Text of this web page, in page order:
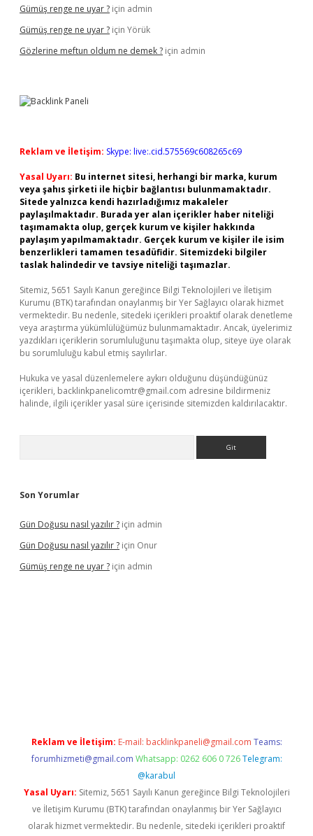
Gümüş renge ne uyar ? için admin
Gümüş renge ne uyar ? için Yörük
Gözlerine meftun oldum ne demek ? için admin
Reklam ve İletişim: Skype: live:.cid.575569c608265c69
Yasal Uyarı: Bu internet sitesi, herhangi bir marka, kurum
veya şahıs şirketi ile hiçbir bağlantısı bulunmamaktadır.
Sitede yalnızca kendi hazırladığımız makaleler
paylaşılmaktadır. Burada yer alan içerikler haber niteliği
taşımamakta olup, gerçek kurum ve kişiler hakkında
paylaşım yapılmamaktadır. Gerçek kurum ve kişiler ile isim
benzerlikleri tamamen tesadüfidir. Sitemizdeki bilgiler
taslak halindedir ve tavsiye niteliği taşımazlar.
Sitemiz, 5651 Sayılı Kanun gereğince Bilgi Teknolojileri ve İletişim
Kurumu (BTK) tarafından onaylanmış bir Yer Sağlayıcı olarak hizmet
vermektedir. Bu nedenle, sitedeki içerikleri proaktif olarak denetleme
veya araştırma yükümlülüğümüz bulunmamaktadır. Ancak, üyelerimiz
yazdıkları içeriklerin sorumluluğunu taşımakta olup, siteye üye olarak
bu sorumluluğu kabul etmiş sayılırlar.
Hukuka ve yasal düzenlemelere aykırı olduğunu düşündüğünüz
içerikleri, backlinkpanelicomtr@gmail.com adresine bildirmeniz
halinde, ilgili içerikler yasal süre içerisinde sitemizden kaldırılacaktır.
Son Yorumlar
Gün Doğusu nasıl yazılır ? için admin
Gün Doğusu nasıl yazılır ? için Onur
Gümüş renge ne uyar ? için admin
Reklam ve İletişim: E-mail: backlinkpaneli@gmail.com Teams:
forumhizmeti@gmail.com Whatsapp: 0262 606 0 726 Telegram:
@karabul
Yasal Uyarı: Sitemiz, 5651 Sayılı Kanun gereğince Bilgi Teknolojileri
ve İletişim Kurumu (BTK) tarafından onaylanmış bir Yer Sağlayıcı
olarak hizmet vermektedir. Bu nedenle, sitedeki içerikleri proaktif